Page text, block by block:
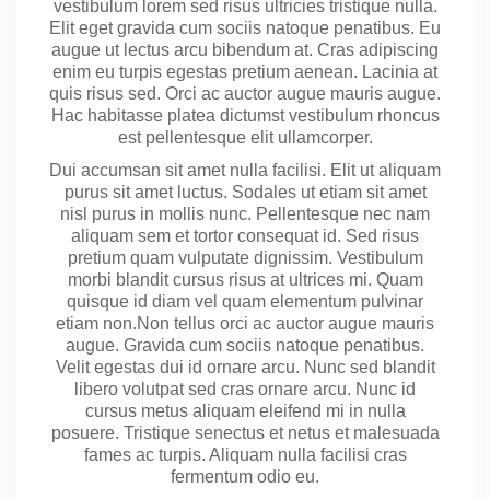
vestibulum lorem sed risus ultricies tristique nulla.
Elit eget gravida cum sociis natoque penatibus. Eu
augue ut lectus arcu bibendum at. Cras adipiscing
enim eu turpis egestas pretium aenean. Lacinia at
quis risus sed. Orci ac auctor augue mauris augue.
Hac habitasse platea dictumst vestibulum rhoncus
est pellentesque elit ullamcorper.
Dui accumsan sit amet nulla facilisi. Elit ut aliquam
purus sit amet luctus. Sodales ut etiam sit amet
nisl purus in mollis nunc. Pellentesque nec nam
aliquam sem et tortor consequat id. Sed risus
pretium quam vulputate dignissim. Vestibulum
morbi blandit cursus risus at ultrices mi. Quam
quisque id diam vel quam elementum pulvinar
etiam non.Non tellus orci ac auctor augue mauris
augue. Gravida cum sociis natoque penatibus.
Velit egestas dui id ornare arcu. Nunc sed blandit
libero volutpat sed cras ornare arcu. Nunc id
cursus metus aliquam eleifend mi in nulla
posuere. Tristique senectus et netus et malesuada
fames ac turpis. Aliquam nulla facilisi cras
fermentum odio eu.